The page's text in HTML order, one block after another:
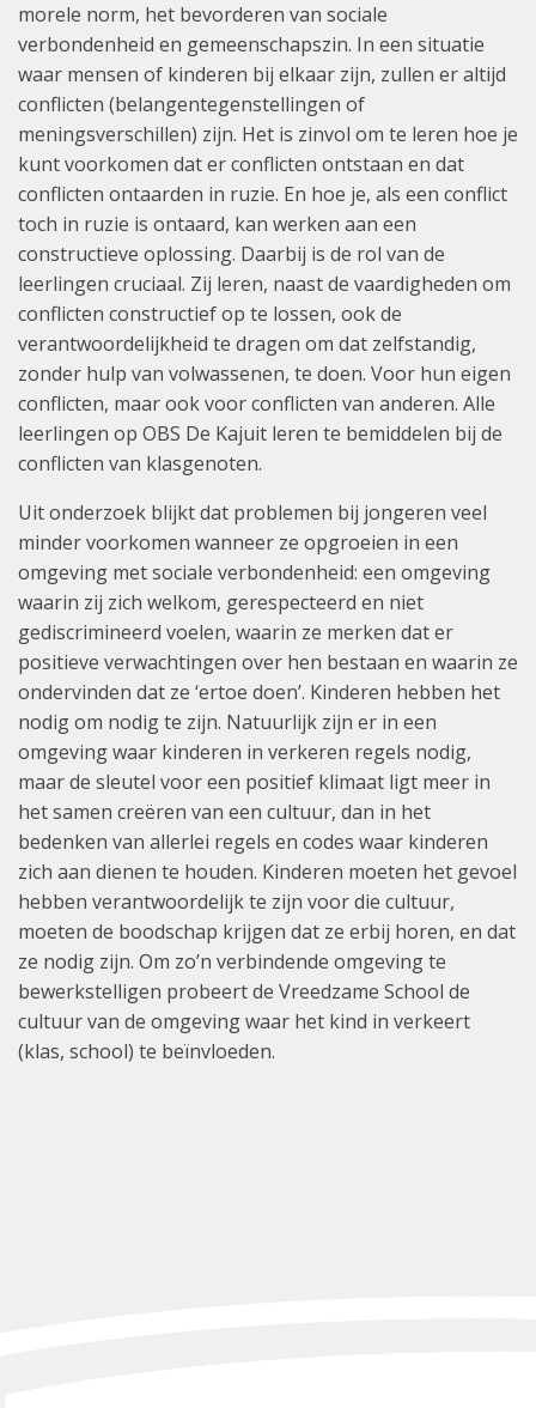
morele norm, het bevorderen van sociale
verbondenheid en gemeenschapszin. In een situatie
waar mensen of kinderen bij elkaar zijn, zullen er altijd
conflicten (belangentegenstellingen of
meningsverschillen) zijn. Het is zinvol om te leren hoe je
kunt voorkomen dat er conflicten ontstaan en dat
conflicten ontaarden in ruzie. En hoe je, als een conflict
toch in ruzie is ontaard, kan werken aan een
constructieve oplossing. Daarbij is de rol van de
leerlingen cruciaal. Zij leren, naast de vaardigheden om
conflicten constructief op te lossen, ook de
verantwoordelijkheid te dragen om dat zelfstandig,
zonder hulp van volwassenen, te doen. Voor hun eigen
conflicten, maar ook voor conflicten van anderen. Alle
leerlingen op OBS De Kajuit leren te bemiddelen bij de
conflicten van klasgenoten.
Uit onderzoek blijkt dat problemen bij jongeren veel
minder voorkomen wanneer ze opgroeien in een
omgeving met sociale verbondenheid: een omgeving
waarin zij zich welkom, gerespecteerd en niet
gediscrimineerd voelen, waarin ze merken dat er
positieve verwachtingen over hen bestaan en waarin ze
ondervinden dat ze ‘ertoe doen’. Kinderen hebben het
nodig om nodig te zijn. Natuurlijk zijn er in een
omgeving waar kinderen in verkeren regels nodig,
maar de sleutel voor een positief klimaat ligt meer in
het samen creëren van een cultuur, dan in het
bedenken van allerlei regels en codes waar kinderen
zich aan dienen te houden. Kinderen moeten het gevoel
hebben verantwoordelijk te zijn voor die cultuur,
moeten de boodschap krijgen dat ze erbij horen, en dat
ze nodig zijn. Om zo’n verbindende omgeving te
bewerkstelligen probeert de Vreedzame School de
cultuur van de omgeving waar het kind in verkeert
(klas, school) te beïnvloeden.